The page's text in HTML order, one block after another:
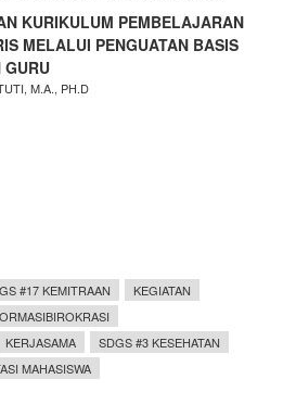
KURIKULUM PEMBELAJARAN
MELALUI PENGUATAN BASIS
GURU
M.A., PH.D
#17 KEMITRAAN
KEGIATAN
KERJASAMA
SDGS #3 KESEHATAN
MAHASISWA